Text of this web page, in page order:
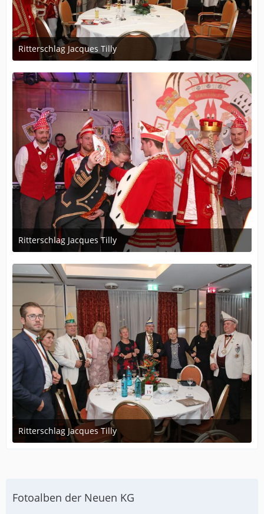
Ritterschlag Jacques Tilly
12. Dezember 2023 um 19:56
Ritterschlag Jacques Tilly
12. Dezember 2023 um 19:56
Ritterschlag Jacques Tilly
12. Dezember 2023 um 19:56
Fotoalben der Neuen KG